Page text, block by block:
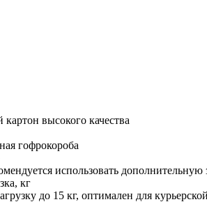
высокого качества
гофрокороба
использовать
кг
до 15 кг, оптимален для